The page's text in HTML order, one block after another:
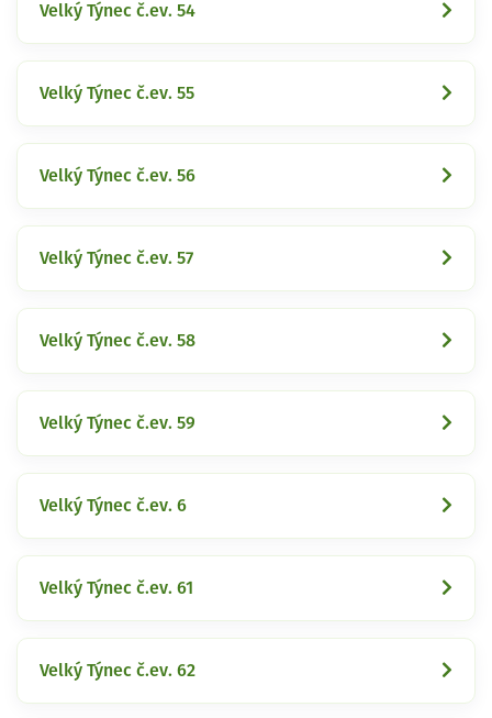
Velký Týnec č.ev. 54
Velký Týnec č.ev. 55
Velký Týnec č.ev. 56
Velký Týnec č.ev. 57
Velký Týnec č.ev. 58
Velký Týnec č.ev. 59
Velký Týnec č.ev. 6
Velký Týnec č.ev. 61
Velký Týnec č.ev. 62